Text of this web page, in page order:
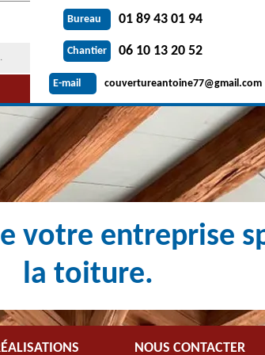
Bureau 01 89 43 01 94
Chantier 06 10 13 20 52
E-mail couvertureantoine77@gmail.com
votre entreprise
la toiture.
NOUS CONTACTER